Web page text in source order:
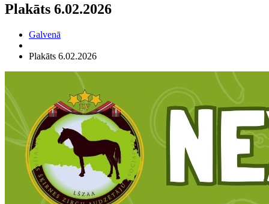
Plakāts 6.02.2026
Galvenā
Plakāts 6.02.2026